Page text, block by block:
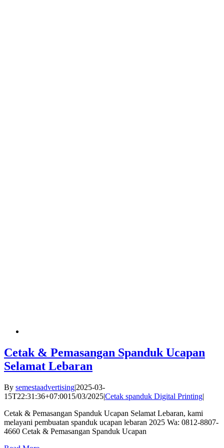
Cetak & Pemasangan Spanduk Ucapan
Selamat Lebaran
By semestaadvertising|2025-03-
15T22:31:36+07:0015/03/2025|Cetak spanduk Digital Printing|
Cetak & Pemasangan Spanduk Ucapan Selamat Lebaran, kami
melayani pembuatan spanduk ucapan lebaran 2025 Wa: 0812-8807-
4660 Cetak & Pemasangan Spanduk Ucapan